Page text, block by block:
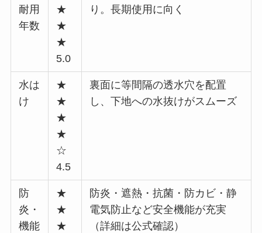
耐用
年数
★
★
★
5.0
り。長期使用に向く
水は
け
★
★
★
★
☆
4.5
裏面に等間隔の透水穴を配置
し、下地への水抜けがスムーズ
防
炎・
機能
★
★
★
防炎・遮熱・抗菌・防カビ・静
電気防止など安全機能が充実
（詳細は公式確認）